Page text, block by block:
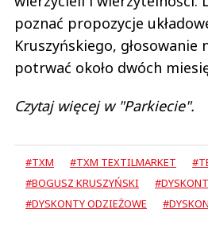
poznać propozycje
Kruszyńskiego, głosowanie
potrwać około dwóch
Czytaj więcej w "Parkiecie".
#TXM #TXM TEXTILMARKET
#BOGUSZ KRUSZYŃSKI
#DYSKONTY ODZIEŻOWE